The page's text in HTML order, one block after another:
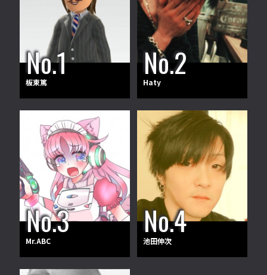
板東篤 Haty
Mr.ABC 池田伸次